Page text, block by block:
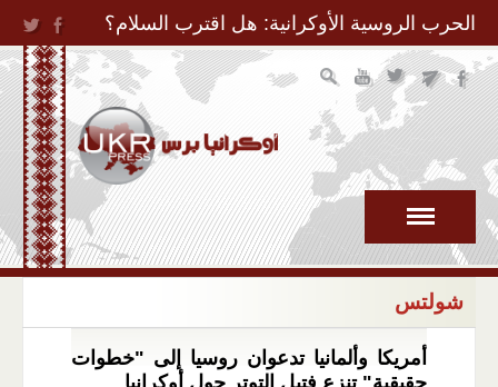
Jump to Navigation
الحرب الروسية الأوكرانية: هل اقترب السلام؟
شولتس
أمريكا وألمانيا تدعوان روسيا إلى "خطوات
حقيقية" تنزع فتيل التوتر حول أوكرانيا